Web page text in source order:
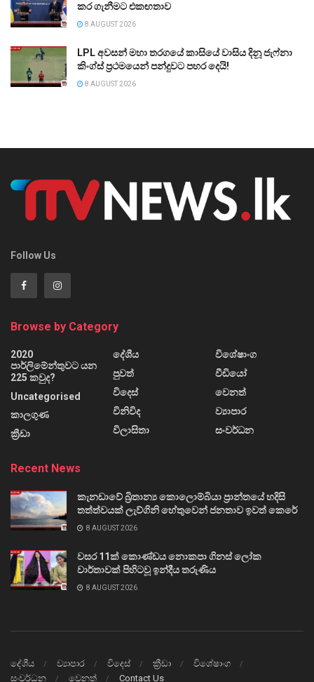
කර ගැනීමට එකඟතාව
8 AUGUST 2026
LPL අවසන් මහා තරගයේ කාසියේ වාසිය දිනූ ජැෆ්නා
කිංග්ස් ප්‍රථමයෙන් පන්දුවට පහර දෙයි!
8 AUGUST 2026
Follow Us
Browse by Category
2020
පාර්ලිමේන්තුවට යන
225 කවුද?
Uncategorised
කාලගුණ
ක්‍රීඩා
දේශීය
පුවත්
විදෙස්
විනිවිද
විලාසිතා
විශේෂාංග
වීඩියෝ
වෙනත්
ව්‍යාපාර
සංවර්ධන
Recent News
කැනඩාවේ බ්‍රිතාන්‍ය කොලොම්බියා ප්‍රාන්තයේ හදිසි
තත්ත්වයක් ලැව්ගිනි හේතුවෙන් ජනතාව ඉවත් කෙරේ
8 AUGUST 2026
වසර 11ක් කොණ්ඩය නොකපා ගිනස් ලෝක
වාර්තාවක් පිහිටවූ ඉන්දීය තරුණිය
8 AUGUST 2026
දේශීය ව්‍යාපාර විදෙස් ක්‍රීඩා
විශේෂාංග
සංවර්ධන
වෙනත් Contact Us